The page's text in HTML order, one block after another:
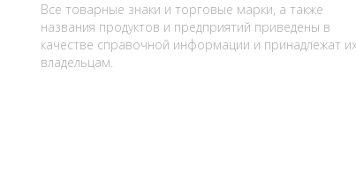
Все товарные знаки и торговые марки, а также
названия продуктов и предприятий приведены в
качестве справочной информации и принадлежат
владельцам.